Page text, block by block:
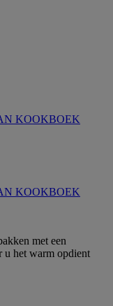
KOOKBOEK
KOOKBOEK
met een
u het warm opdient